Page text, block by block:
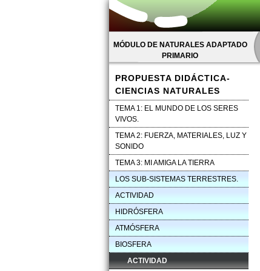
MÓDULO DE NATURALES ADAPTADO
PRIMARIO
PROPUESTA DIDÁCTICA-
CIENCIAS NATURALES
TEMA 1: EL MUNDO DE LOS SERES
VIVOS.
TEMA 2: FUERZA, MATERIALES, LUZ Y
SONIDO
TEMA 3: MI AMIGA LA TIERRA
LOS SUB-SISTEMAS TERRESTRES.
ACTIVIDAD
HIDRÓSFERA
ATMÓSFERA
BIOSFERA
ACTIVIDAD